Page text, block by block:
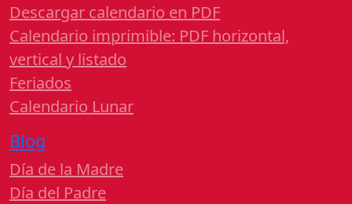
Descargar calendario en PDF
Calendario imprimible: PDF horizontal,
vertical y listado
Feriados
Calendario Lunar
Blog
Día de la Madre
Día del Padre